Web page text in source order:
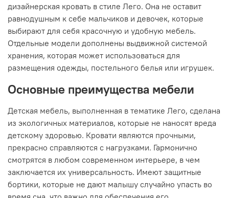
дизайнерская кровать в стиле Лего. Она не оставит
равнодушным к себе мальчиков и девочек, которые
выбирают для себя красочную и удобную мебель.
Отдельные модели дополнены выдвижной системой
хранения, которая может использоваться для
размещения одежды, постельного белья или игрушек.
Основные преимущества мебели
Детская мебель, выполненная в тематике Лего, сделана
из экологичных материалов, которые не наносят вреда
детскому здоровью. Кровати являются прочными,
прекрасно справляются с нагрузками. Гармонично
смотрятся в любом современном интерьере, в чем
заключается их универсальность. Имеют защитные
бортики, которые не дают малышу случайно упасть во